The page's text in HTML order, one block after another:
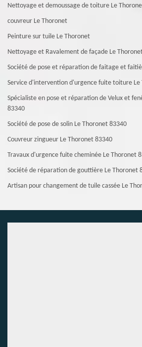
Nettoyage et demoussage de toiture Le
couvreur Le Thoronet
Peinture sur tuile Le Thoronet
Nettoyage et Ravalement de façade Le
Société de pose et réparation de faitage et
Service d'intervention d'urgence fuite toiture Le
Spécialiste en pose et réparation de Velux et
83340
Société de pose de solin Le Thoronet 83340
Couvreur zingueur Le Thoronet 83340
Travaux d'urgence fuite cheminée Le Thoronet
Société de réparation de gouttière Le Thoronet
Artisan pour changement de tuile cassée Le